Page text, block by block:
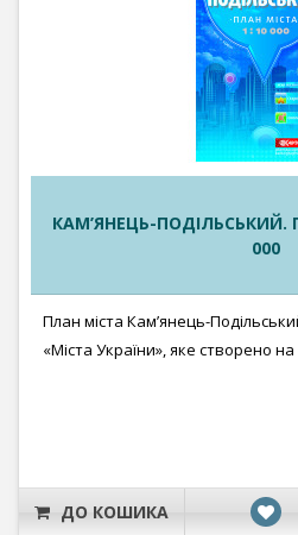
КАМ’ЯНЕЦЬ-ПОДІЛЬСЬКИЙ.
000
План міста Кам’янець-
«Міста України», яке створено на
ДО КОШИКА